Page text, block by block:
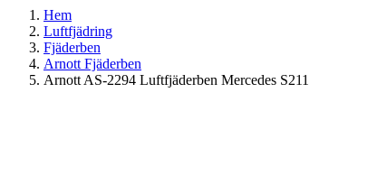
Hem
Luftfjädring
Fjäderben
Arnott Fjäderben
Arnott AS-2294 Luftfjäderben Mercedes S211